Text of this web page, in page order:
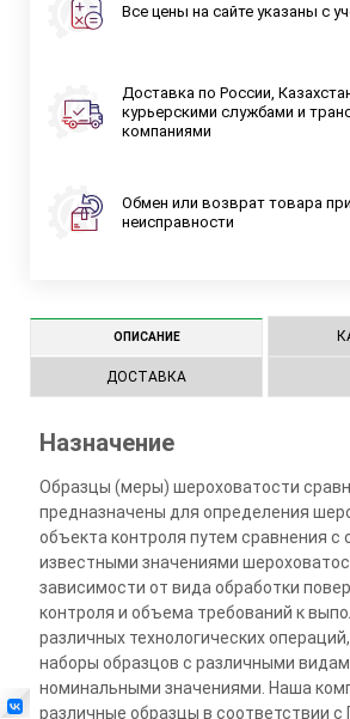
Все цены на сайте указаны с
Доставка по России,
курьерскими службами и
компаниями
Обмен или возврат товара
неисправности
ОПИСАНИЕ
ДОСТАВКА
Назначение
Образцы (меры) шероховатости
предназначены для определения
объекта контроля путем сравнения с
известными значениями
зависимости от вида обработки
контроля и объема требований к
различных технологических
наборы образцов с различными
номинальными значениями. Наша
различные образцы в соответствии с